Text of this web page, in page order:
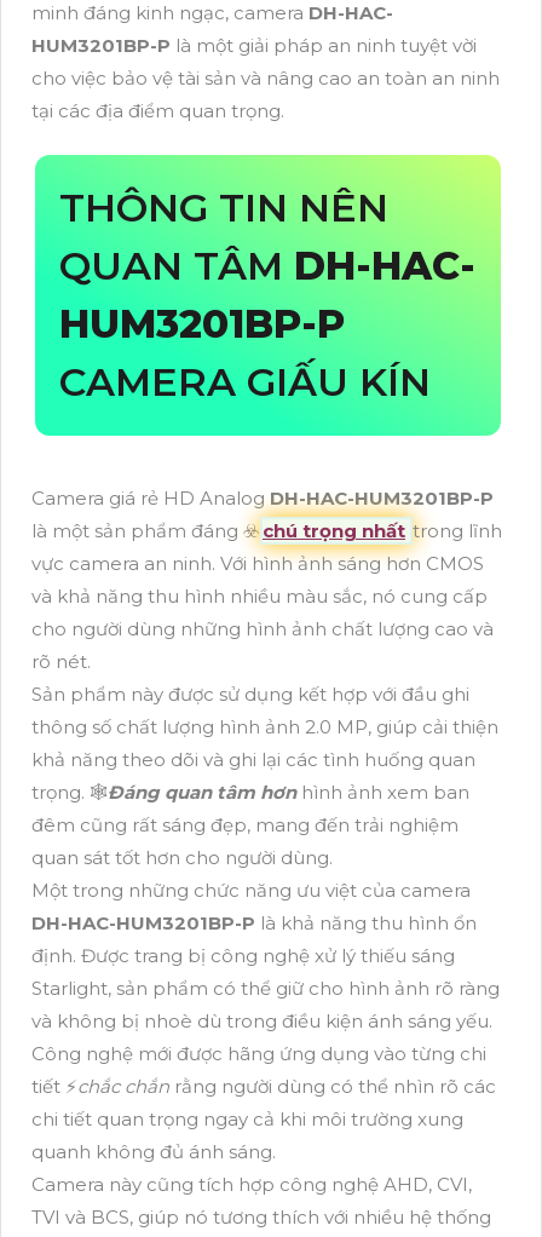
minh đáng kinh ngạc, camera DH-HAC-
HUM3201BP-P là một giải pháp an ninh tuyệt vời
cho việc bảo vệ tài sản và nâng cao an toàn an ninh
tại các địa điểm quan trọng.
THÔNG TIN NÊN
QUAN TÂM DH-HAC-
HUM3201BP-P
CAMERA GIẤU KÍN
Camera giá rẻ HD AnalogDH-HAC-HUM3201BP-P
là một sản phẩm đáng ☣️ chú trọng nhất trong lĩnh
vực camera an ninh. Với hình ảnh sáng hơn CMOS
và khả năng thu hình nhiều màu sắc, nó cung cấp
cho người dùng những hình ảnh chất lượng cao và
rõ nét.
Sản phẩm này được sử dụng kết hợp với đầu ghi
thông số chất lượng hình ảnh 2.0 MP, giúp cải thiện
khả năng theo dõi và ghi lại các tình huống quan
trọng. 🕸️Đáng quan tâm hơn hình ảnh xem ban
đêm cũng rất sáng đẹp, mang đến trải nghiệm
quan sát tốt hơn cho người dùng.
Một trong những chức năng ưu việt của camera
DH-HAC-HUM3201BP-P là khả năng thu hình ổn
định. Được trang bị công nghệ xử lý thiếu sáng
Starlight, sản phẩm có thể giữ cho hình ảnh rõ ràng
và không bị nhoè dù trong điều kiện ánh sáng yếu.
Công nghệ mới được hãng ứng dụng vào từng chi
tiết ️⚡chắc chắn rằng người dùng có thể nhìn rõ các
chi tiết quan trọng ngay cả khi môi trường xung
quanh không đủ ánh sáng.
Camera này cũng tích hợp công nghệ AHD, CVI,
TVI và BCS, giúp nó tương thích với nhiều hệ thống